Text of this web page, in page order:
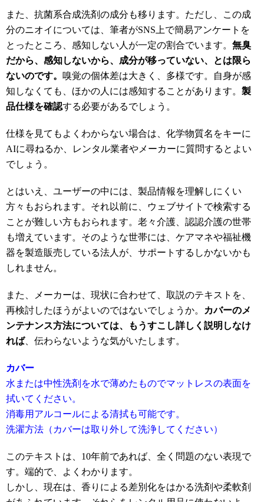
また、抗菌系合成洗剤の成分も移ります。ただし、この成
分のニオイについては、筆者がSNS上で簡易アンケートを
とったところ、感知しない人が一定の割合でいます。 無臭
だから、感知しないから、成分が移っていない、とは限ら
ないのです。 嗅覚の個体差は大きく、多様です。自身が感
知しなくても、ほかの人には感知することがあります。 製
品仕様を確認する必要があるでしょう。
仕様を見てもよくわからない場合は、化学物質名をキーに
AIに尋ねるか、レンタル業者やメーカーに質問するとよい
でしょう。
とはいえ、ユーザーの中には、製品情報を理解しにくい
方々もおられます。それ以前に、ウェブサイトで検索する
ことが難しい方もおられます。老々介護、認認介護の世帯
も増えています。そのような世帯には、ケアマネや福祉機
器を製造販売している法人が、サポートするしかないかも
しれません。
また、メーカーは、現状に合わせて、取説のテキストを、
再検討したほうがよいのではないでしょうか。
カバーのメ
ンテナンス方法については、もうすこし詳しく説明しなけ
れば、伝わらないような気がいたします。
カバー
水または中性洗剤を水で薄めたものでマットレスの表面を
拭いてください。
消毒用アルコールによる清拭も可能です。
洗濯方法（カバーは取り外して洗浄してください）
このテキストは、10年前であれば、全く問題のない表現で
す。端的で、よくわかります。
しかし、現在は、香りによる差別化をはかる洗剤や柔軟剤